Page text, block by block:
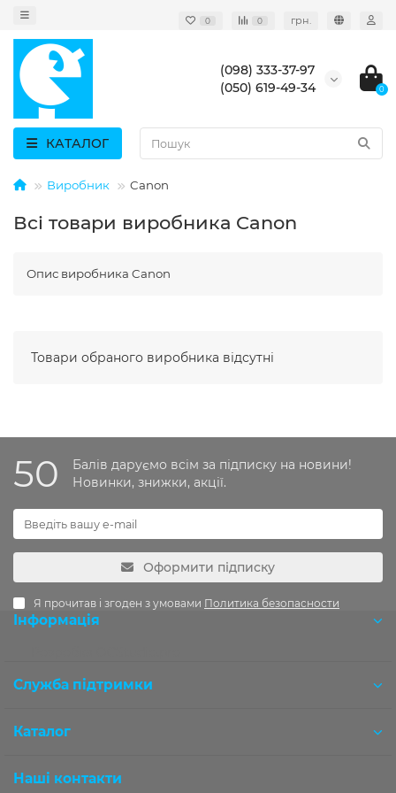
0 0 грн.
(098) 333-37-97
(050) 619-49-34
0
КАТАЛОГ
Виробник Canon
Всі товари виробника Canon
Опис виробника Canon
Товари обраного виробника відсутні
50
Балів даруємо всім за підписку на новини!
Новинки, знижки, акції.
Оформити підписку
Я прочитав і згоден з умовами Политика безопасности
Інформація
Служба підтримки
Каталог
Наші контакти